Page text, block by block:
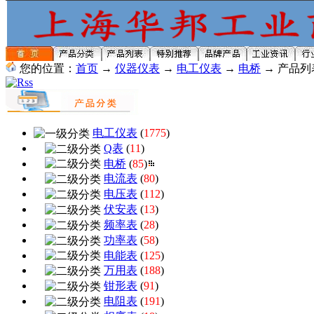
您的位置： 首页 → 仪器仪表 → 电工仪表 → 电桥 → 产品列
电工仪表 (1775)
Q表 (11)
电桥 (85)
电流表 (80)
电压表 (112)
伏安表 (13)
频率表 (28)
功率表 (58)
电能表 (125)
万用表 (188)
钳形表 (91)
电阻表 (191)